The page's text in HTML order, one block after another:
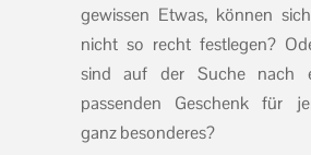
gewissen Etwas, können
nicht so recht festlegen?
sind auf der Suche nach
passenden Geschenk für
ganz besonderes?